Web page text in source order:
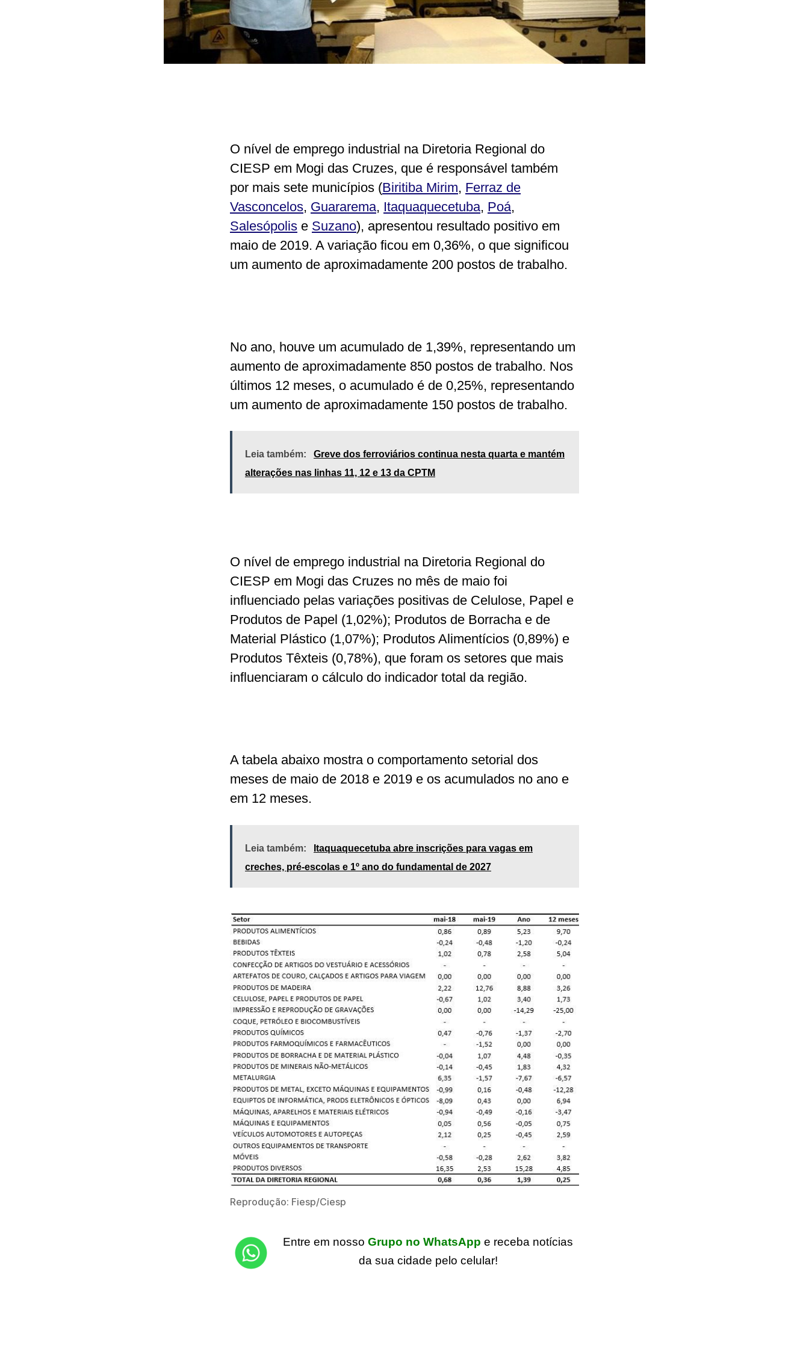
O nível de emprego industrial na Diretoria Regional do
CIESP em Mogi das Cruzes, que é responsável também
por mais sete municípios (Biritiba Mirim, Ferraz de
Vasconcelos, Guararema, Itaquaquecetuba, Poá,
Salesópolis e Suzano), apresentou resultado positivo em
maio de 2019. A variação ficou em 0,36%, o que significou
um aumento de aproximadamente 200 postos de trabalho.
No ano, houve um acumulado de 1,39%, representando um
aumento de aproximadamente 850 postos de trabalho. Nos
últimos 12 meses, o acumulado é de 0,25%, representando
um aumento de aproximadamente 150 postos de trabalho.
Leia também:
Greve dos ferroviários continua nesta quarta e mantém
alterações nas linhas 11, 12 e 13 da CPTM
O nível de emprego industrial na Diretoria Regional do
CIESP em Mogi das Cruzes no mês de maio foi
influenciado pelas variações positivas de Celulose, Papel e
Produtos de Papel (1,02%); Produtos de Borracha e de
Material Plástico (1,07%); Produtos Alimentícios (0,89%) e
Produtos Têxteis (0,78%), que foram os setores que mais
influenciaram o cálculo do indicador total da região.
A tabela abaixo mostra o comportamento setorial dos
meses de maio de 2018 e 2019 e os acumulados no ano e
em 12 meses.
Leia também:
Itaquaquecetuba abre inscrições para vagas em
creches, pré-escolas e 1º ano do fundamental de 2027
Reprodução: Fiesp/Ciesp
Entre em nosso Grupo no WhatsApp e receba notícias
da sua cidade pelo celular!